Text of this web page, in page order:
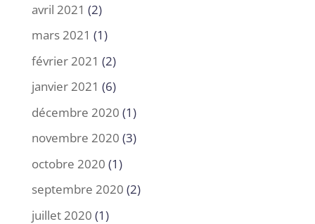
avril 2021 (2)
mars 2021 (1)
février 2021 (2)
janvier 2021 (6)
décembre 2020 (1)
novembre 2020 (3)
octobre 2020 (1)
septembre 2020 (2)
juillet 2020 (1)